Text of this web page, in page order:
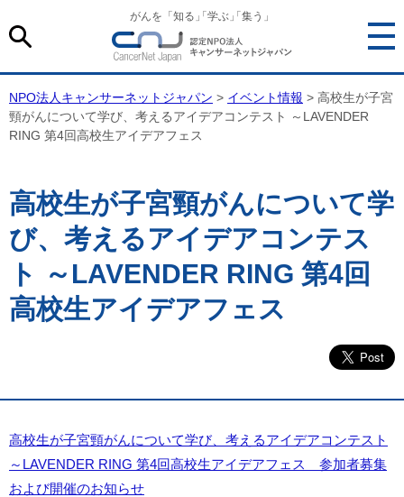
がんを「知る 「学ぶ 「集う」
NPO法人キャンサーネットジャパン > イベント情報 > 高校生が子宮
頸がんについて学び、考えるアイデアコンテスト ～LAVENDER
RING 第4回高校生アイデアフェス
高校生が子宮頸がんについて学
び、考えるアイデアコンテス
ト ～LAVENDER RING 第4回
高校生アイデアフェス
高校生が子宮頸がんについて学び、考えるアイデアコンテスト
～LAVENDER RING 第4回高校生アイデアフェス 参加者募集
および開催のお知らせ